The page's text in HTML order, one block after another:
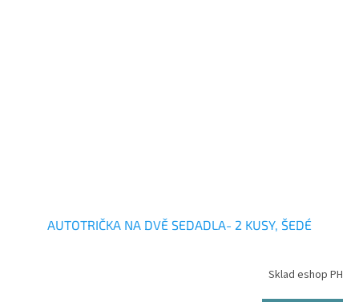
AUTOTRIČKA NA DVĚ SEDADLA- 2 KUSY, ŠEDÉ
Sklad eshop PH